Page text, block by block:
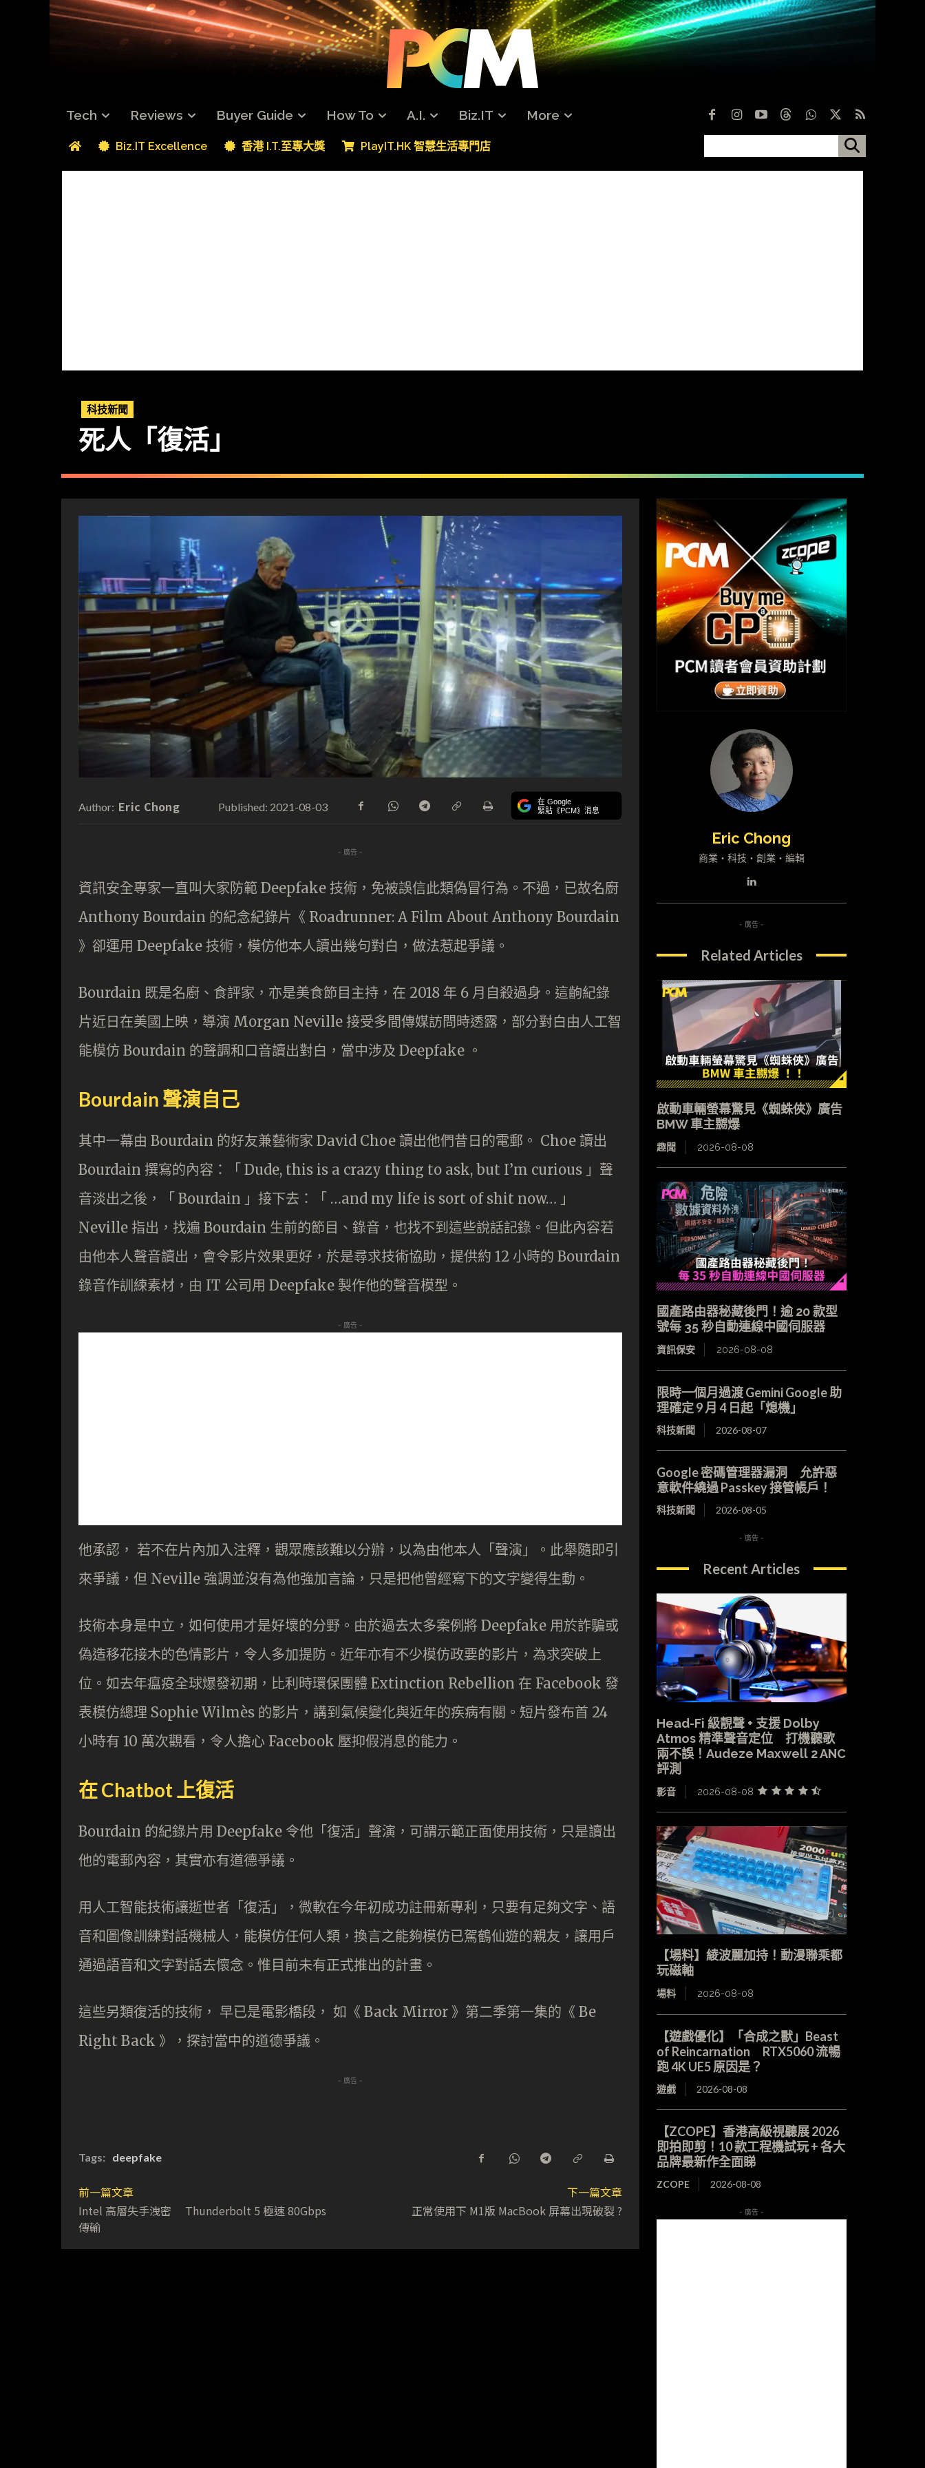
Tech Reviews Buyer Guide How To A.I. Biz.IT More
Biz.IT Excellence 香港 I.T.至專大獎 PlayIT.HK 智慧生活專門店
科技新聞
死人「復活」
Author: Eric Chong Published: 2021-08-03 在 Google
緊貼《PCM》消息
- 廣告 -
資訊安全專家一直叫大家防範 Deepfake 技術，免被誤信此類偽冒行為。不過，已故名廚
Anthony Bourdain 的紀念紀錄片《 Roadrunner: A Film About Anthony Bourdain
》卻運用 Deepfake 技術，模仿他本人讀出幾句對白，做法惹起爭議。
Bourdain 既是名廚、食評家，亦是美食節目主持，在 2018 年 6 月自殺過身。這齣紀錄
片近日在美國上映，導演 Morgan Neville 接受多間傳媒訪問時透露，部分對白由人工智
能模仿 Bourdain 的聲調和口音讀出對白，當中涉及 Deepfake 。
Bourdain 聲演自己
其中一幕由 Bourdain 的好友兼藝術家 David Choe 讀出他們昔日的電郵。 Choe 讀出
Bourdain 撰寫的內容：「 Dude, this is a crazy thing to ask, but I’m curious 」聲
音淡出之後，「 Bourdain 」接下去：「 …and my life is sort of shit now… 」
Neville 指出，找遍 Bourdain 生前的節目、錄音，也找不到這些說話記錄。但此內容若
由他本人聲音讀出，會令影片效果更好，於是尋求技術協助，提供約 12 小時的 Bourdain
錄音作訓練素材，由 IT 公司用 Deepfake 製作他的聲音模型。
- 廣告 -
他承認， 若不在片內加入注釋，觀眾應該難以分辦，以為由他本人「聲演」。此舉隨即引
來爭議，但 Neville 強調並沒有為他強加言論，只是把他曾經寫下的文字變得生動。
技術本身是中立，如何使用才是好壞的分野。由於過去太多案例將 Deepfake 用於詐騙或
偽造移花接木的色情影片，令人多加提防。近年亦有不少模仿政要的影片，為求突破上
位。如去年瘟疫全球爆發初期，比利時環保團體 Extinction Rebellion 在 Facebook 發
表模仿總理 Sophie Wilmès 的影片，講到氣候變化與近年的疾病有關。短片發布首 24
小時有 10 萬次觀看，令人擔心 Facebook 壓抑假消息的能力。
在 Chatbot 上復活
Bourdain 的紀錄片用 Deepfake 令他「復活」聲演，可謂示範正面使用技術，只是讀出
他的電郵內容，其實亦有道德爭議。
用人工智能技術讓逝世者「復活」，微軟在今年初成功註冊新專利，只要有足夠文字、語
音和圖像訓練對話機械人，能模仿任何人類，換言之能夠模仿已駕鶴仙遊的親友，讓用戶
通過語音和文字對話去懷念。惟目前未有正式推出的計畫。
這些另類復活的技術， 早已是電影橋段， 如《 Back Mirror 》第二季第一集的《 Be
Right Back 》，探討當中的道德爭議。
- 廣告 -
Tags: deepfake
前一篇文章
Intel 高層失手洩密 Thunderbolt 5 極速 80Gbps
傳輸
下一篇文章
正常使用下 M1版 MacBook 屏幕出現破裂 ?
Eric Chong
商業・科技・創業・編輯
- 廣告 -
Related Articles
啟動車輛螢幕驚見《蜘蛛俠》廣告
BMW 車主嬲爆
趣聞 2026-08-08
國產路由器秘藏後門！逾 20 款型
號每 35 秒自動連線中國伺服器
資訊保安 2026-08-08
限時一個月過渡 Gemini Google 助
理確定 9 月 4 日起「熄機」
科技新聞 2026-08-07
Google 密碼管理器漏洞 允許惡
意軟件繞過 Passkey 接管帳戶！
科技新聞 2026-08-05
- 廣告 -
Recent Articles
Head-Fi 級靚聲 + 支援 Dolby
Atmos 精準聲音定位 打機聽歌
兩不誤！Audeze Maxwell 2 ANC
評測
影音 2026-08-08
【場料】綾波麗加持！動漫聯乘都
玩磁軸
場料 2026-08-08
【遊戲優化】「合成之獸」Beast
of Reincarnation RTX5060 流暢
跑 4K UE5 原因是？
遊戲 2026-08-08
【ZCOPE】香港高級視聽展 2026
即拍即剪！10 款工程機試玩 + 各大
品牌最新作全面睇
ZCOPE 2026-08-08
- 廣告 -